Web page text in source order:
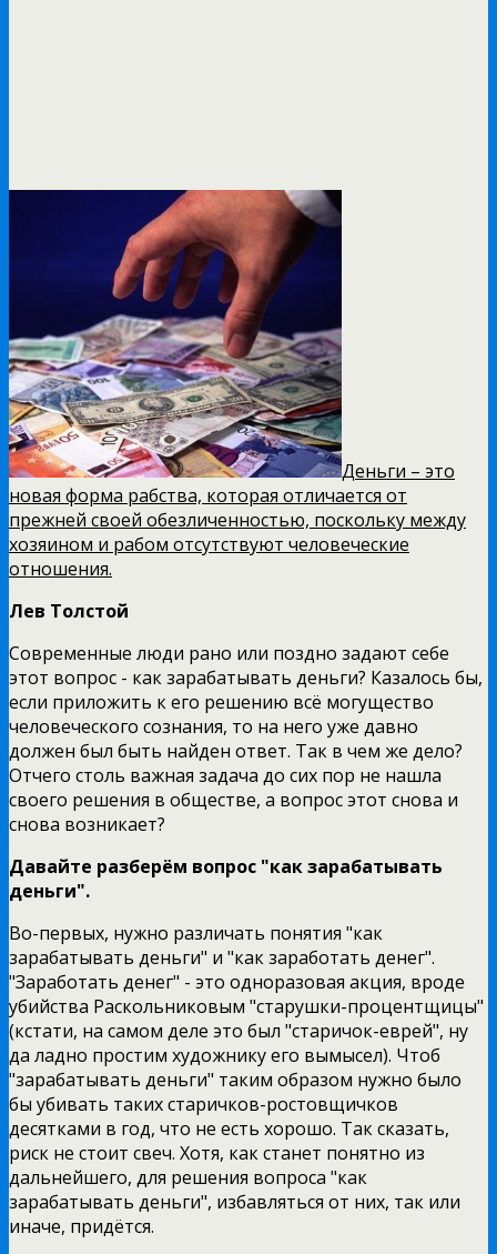
Деньги – это
новая форма рабства, которая отличается от
прежней своей обезличенностью, поскольку между
хозяином и рабом отсутствуют человеческие
отношения.
Лев Толстой
Современные люди рано или поздно задают себе
этот вопрос - как зарабатывать деньги? Казалось бы,
если приложить к его решению всё могущество
человеческого сознания, то на него уже давно
должен был быть найден ответ. Так в чем же дело?
Отчего столь важная задача до сих пор не нашла
своего решения в обществе, а вопрос этот снова и
снова возникает?
Давайте разберём вопрос "как зарабатывать
деньги".
Во-первых, нужно различать понятия "как
зарабатывать деньги" и "как заработать денег".
"Заработать денег" - это одноразовая акция, вроде
убийства Раскольниковым "старушки-процентщицы"
(кстати, на самом деле это был "старичок-еврей", ну
да ладно простим художнику его вымысел). Чтоб
"зарабатывать деньги" таким образом нужно было
бы убивать таких старичков-ростовщичков
десятками в год, что не есть хорошо. Так сказать,
риск не стоит свеч. Хотя, как станет понятно из
дальнейшего, для решения вопроса "как
зарабатывать деньги", избавляться от них, так или
иначе, придётся.